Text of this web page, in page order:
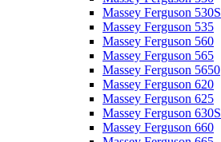
Massey Ferguson 530S
Massey Ferguson 535
Massey Ferguson 560
Massey Ferguson 565
Massey Ferguson 5650
Massey Ferguson 620
Massey Ferguson 625
Massey Ferguson 630S
Massey Ferguson 660